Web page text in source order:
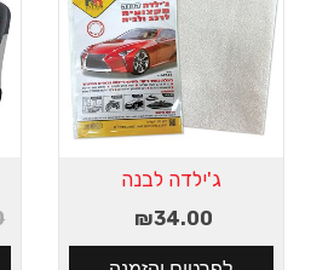
ג'ילדה לבנה
₪34.00